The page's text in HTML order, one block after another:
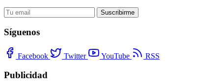
Suscribirme
Síguenos
Facebook Twitter YouTube RSS
Publicidad